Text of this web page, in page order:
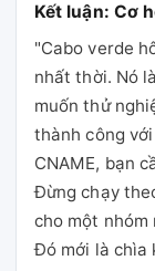
Kết luận: Cơ
"Cabo verde
nhất thời. Nó
muốn thử
thành công
CNAME, bạn
Đừng chạy
cho một nhóm
Đó mới là chìa